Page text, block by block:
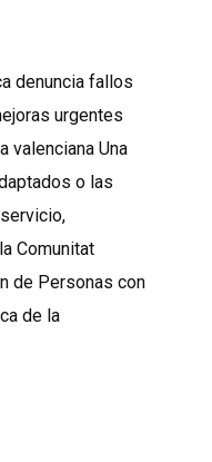
denuncia fallos
urgentes
valenciana Una
o las
Comunitat
de Personas con
de la